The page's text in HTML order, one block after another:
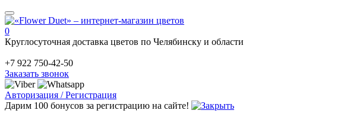
0
Круглосуточная доставка цветов по Челябинску и области
+7 922 750-42-50
Заказать звонок
Авторизация / Регистрация
Дарим 100 бонусов за регистрацию на сайте!